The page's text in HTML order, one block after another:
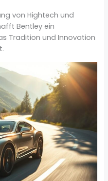
von Hightech und
Bentley ein
Tradition und Innovation